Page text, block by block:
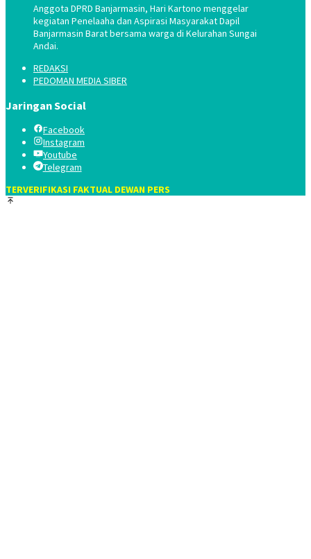
Anggota DPRD Banjarmasin, Hari Kartono menggelar
kegiatan Penelaaha dan Aspirasi Masyarakat Dapil
Banjarmasin Barat bersama warga di Kelurahan Sungai
Andai.
REDAKSI
PEDOMAN MEDIA SIBER
Jaringan Social
Facebook
Instagram
Youtube
Telegram
TERVERIFIKASI FAKTUAL DEWAN PERS